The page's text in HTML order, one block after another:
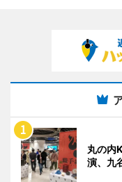
丸の内
演、九